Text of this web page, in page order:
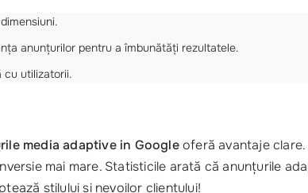
anunțurilor pentru a îmbunătăți rezultatele.
cu utilizatorii.
media adaptive in Googleoferă avantaje clare.
mai mare. Statisticile arată că anunțurile
stilului și nevoilor clientului!